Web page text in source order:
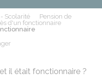
Scolarité
Pension de
d'un fonctionnaire
il était fonctionnaire ?